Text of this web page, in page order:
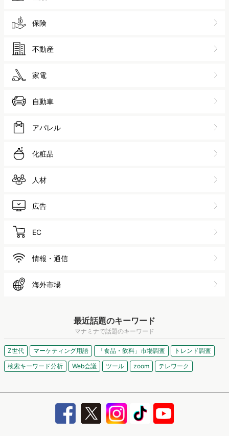
保険
不動産
家電
自動車
アパレル
化粧品
人材
広告
EC
情報・通信
海外市場
最近話題のキーワード
マナミナで話題のキーワード
Z世代 マーケティング用語 「食品・飲料」市場調査
トレンド調査
検索キーワード分析
Web会議 ツール zoom テレワーク